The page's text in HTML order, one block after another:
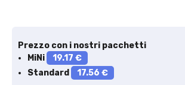
Prezzo con i nostri pacchetti
MiNi
19.17 €
Standard
17.56 €